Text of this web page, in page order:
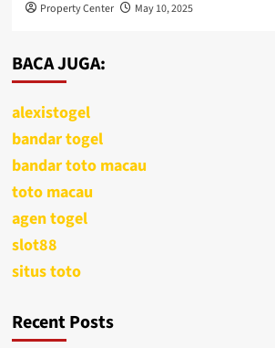
Property Center May 10, 2025
BACA JUGA:
alexistogel
bandar togel
bandar toto macau
toto macau
agen togel
slot88
situs toto
Recent Posts